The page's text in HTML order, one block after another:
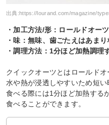
出典: https://lourand.com/magazine/
・加工方法/形：ロールドオー
・味：無味、歯ごたえはあまり
・調理方法：1分ほど加熱調理
クイックオーツとはロールドオ
水や熱が浸透しやすいため短い
食べる際には1分ほど加熱する
食べることができます。